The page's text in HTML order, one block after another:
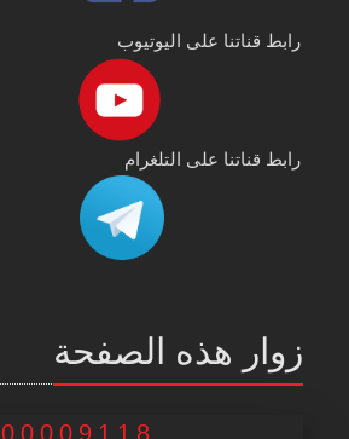
رابط قناتنا على اليوتيوب
رابط قناتنا على التلغرام
زوار هذه الصفحة
00009118